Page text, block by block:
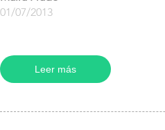
01/07/2013
Leer más